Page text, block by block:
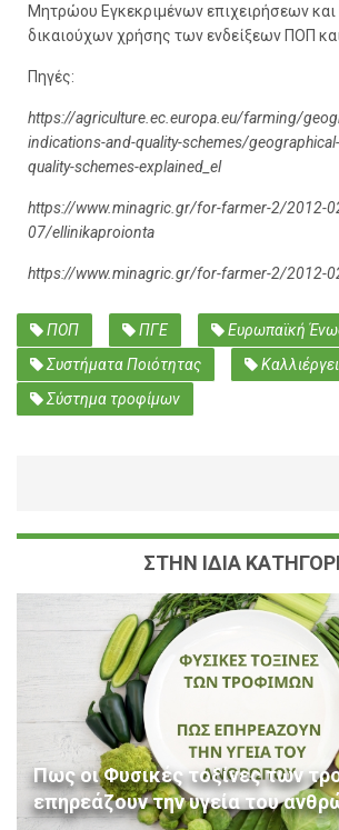
Μητρώου Εγκεκριμένων επιχειρήσεων
δικαιούχων χρήσης των ενδείξεων ΠΟΠ
Πηγές:
https://agriculture.ec.europa.eu/farming/
indications-and-quality-schemes/
quality-schemes-explained_el
https://www.minagric.gr/for-farmer-2/2012-
07/ellinikaproionta
https://www.minagric.gr/for-farmer-2/2012-
ΠΟΠ ΠΓΕ
Ευρωπαϊκή
Συστήματα Ποιότητας
Σύστημα τροφίμων
ΣΤΗΝ ΙΔΙΑ
Πως οι Φυσικές τοξίνες των
επηρεάζουν την υγεία του